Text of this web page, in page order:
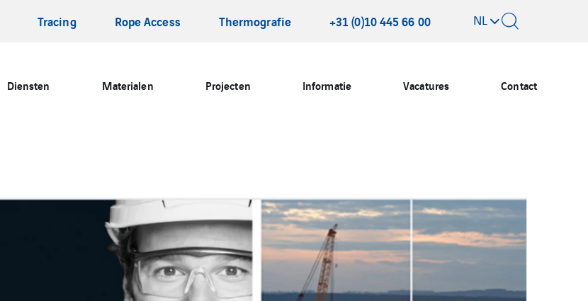
Tracing Rope Access Thermografie +31 (0)10 445 66 00 NL
Diensten Materialen Projecten Informatie Vacatures Contact